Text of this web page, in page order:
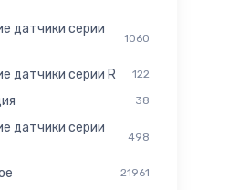
датчики серии
1060
датчики серии R 122
38
датчики серии
498
21961